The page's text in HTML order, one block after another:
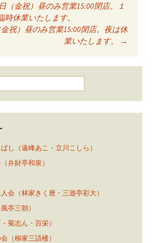
ビゲーショ
（金祝）昼のみ営業15:00閉店。１
時休業いたします。
祝）昼のみ営業15:00閉店。夜は休
業いたします。
→
し（遠峰あこ・立川こしら）
弁財亭和泉）
会（林家きく麿・三遊亭彩大）
亭三朝）
菊志ん・百栄）
（柳家三語楼）